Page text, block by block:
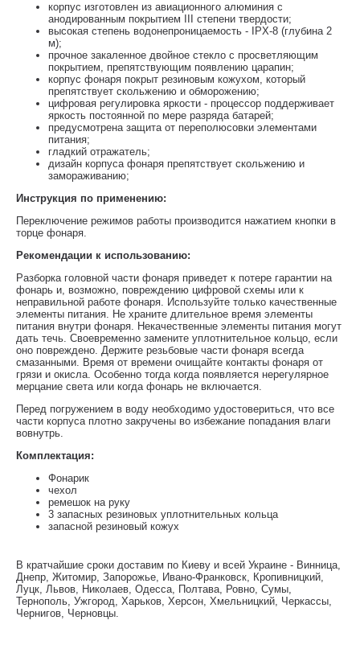
корпус изготовлен из авиационного алюминия с
анодированным покрытием III степени твердости;
высокая степень водонепроницаемость - IPX-8 (глубина 2
м);
прочное закаленное двойное стекло с просветляющим
покрытием, препятствующим появлению царапин;
корпус фонаря покрыт резиновым кожухом, который
препятствует скольжению и обморожению;
цифровая регулировка яркости - процессор поддерживает
яркость постоянной по мере разряда батарей;
предусмотрена защита от переполюсовки элементами
питания;
гладкий отражатель;
дизайн корпуса фонаря препятствует скольжению и
замораживанию;
Инструкция по применению:
Переключение режимов работы производится нажатием кнопки в
торце фонаря.
Рекомендации к использованию:
Разборка головной части фонаря приведет к потере гарантии на
фонарь и, возможно, повреждению цифровой схемы или к
неправильной работе фонаря. Используйте только качественные
элементы питания. Не храните длительное время элементы
питания внутри фонаря. Некачественные элементы питания могут
дать течь. Своевременно замените уплотнительное кольцо, если
оно повреждено. Держите резьбовые части фонаря всегда
смазанными. Время от времени очищайте контакты фонаря от
грязи и окисла. Особенно тогда когда появляется нерегулярное
мерцание света или когда фонарь не включается.
Перед погружением в воду необходимо удостовериться, что все
части корпуса плотно закручены во избежание попадания влаги
вовнутрь.
Комплектация:
Фонарик
чехол
ремешок на руку
3 запасных резиновых уплотнительных кольца
запасной резиновый кожух
В кратчайшие сроки доставим по Киеву и всей Украине - Винница,
Днепр, Житомир, Запорожье, Ивано-Франковск, Кропивницкий,
Луцк, Львов, Николаев, Одесса, Полтава, Ровно, Сумы,
Тернополь, Ужгород, Харьков, Херсон, Хмельницкий, Черкассы,
Чернигов, Черновцы.